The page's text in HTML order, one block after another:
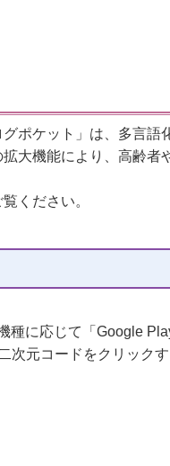
ポケット」は、多言語
大機能により、高齢者
覧ください。
に応じて「Google
次元コードをクリック